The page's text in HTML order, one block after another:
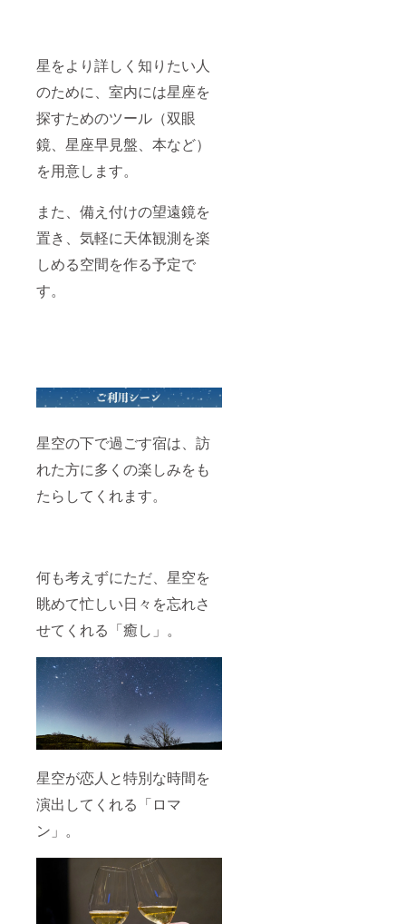
星をより詳しく知りたい人
のために、室内には星座を
探すためのツール（双眼
鏡、星座早見盤、本など）
を用意します。
また、備え付けの望遠鏡を
置き、気軽に天体観測を楽
しめる空間を作る予定で
す。
星空の下で過ごす宿は、訪
れた方に多くの楽しみをも
たらしてくれます。
何も考えずにただ、星空を
眺めて忙しい日々を忘れさ
せてくれる「癒し」。
星空が恋人と特別な時間を
演出してくれる「ロマ
ン」。